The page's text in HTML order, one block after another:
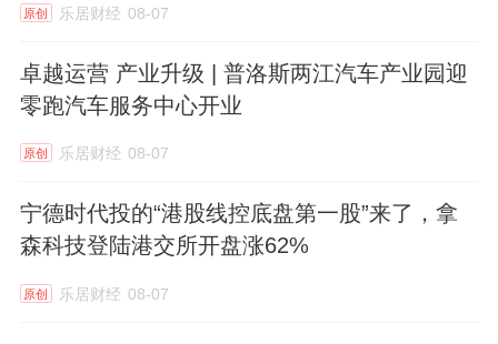
两端，增量空间较为可观。
本文为IPO早知道原创
来源：IPO早知道
原创 乐居财经 08-07
卓越运营 产业升级 | 普洛斯两江汽车产业园迎
零跑汽车服务中心开业
原创 乐居财经 08-07
宁德时代投的“港股线控底盘第一股”来了，拿
森科技登陆港交所开盘涨62%
原创 乐居财经 08-07